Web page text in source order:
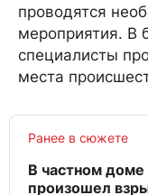
проводятся
мероприятия. В
специалисты
места
Ранее в сюжете
В частном
произошел